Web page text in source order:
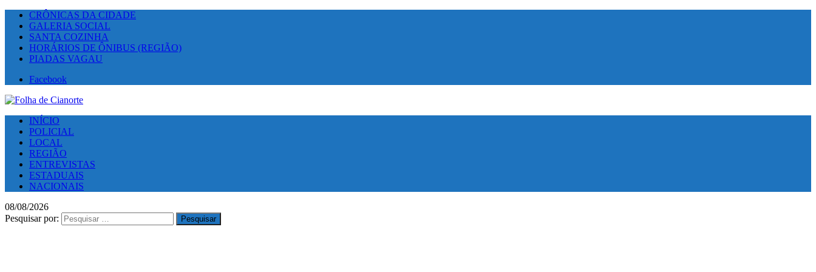
CRÔNICAS DA CIDADE
GALERIA SOCIAL
SANTA COZINHA
HORÁRIOS DE ÔNIBUS (REGIÃO)
PIADAS VAGAU
Facebook
INÍCIO
POLICIAL
LOCAL
REGIÃO
ENTREVISTAS
ESTADUAIS
NACIONAIS
08/08/2026
Pesquisar por: